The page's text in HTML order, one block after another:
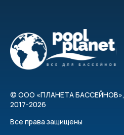
© ООО «ПЛАНЕТА БАССЕЙНОВ»,
2017-2026
Все права защищены